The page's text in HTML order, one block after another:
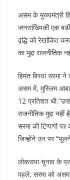
असम के मुख्यमंत्री
जनसांख्यिकी एक
वृद्धि को रेखांकित
का मुद्दा राजनीतिक
हिमंत बिस्वा सरमा
असम में, मुस्लिम
12 प्रतिशत
राजनीतिक मुद्दा
सरमा की टिप्पणी पर
जिन्होंने उन पर
लोकसभा चुनाव के
पहले, सरमा को